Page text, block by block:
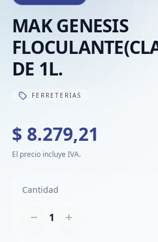
MAK GENESIS
DE 1L.
FERRETERIAS
$ 8.279,21
El precio incluye IVA.
Cantidad
1